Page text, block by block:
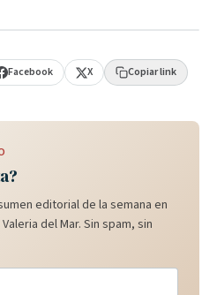
Facebook X Copiar link
editorial de la semana en
del Mar. Sin spam, sin